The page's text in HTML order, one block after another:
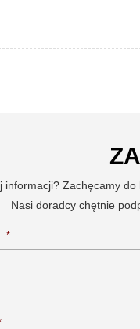
informacji? Zachęcamy
Nasi doradcy chętnie
*